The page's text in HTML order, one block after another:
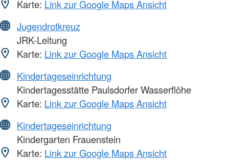
Karte: Link zur Google Maps Ansicht
Jugendrotkreuz
JRK-Leitung
Karte: Link zur Google Maps Ansicht
Kindertageseinrichtung
Kindertagesstätte Paulsdorfer Wasserflöhe
Karte: Link zur Google Maps Ansicht
Kindertageseinrichtung
Kindergarten Frauenstein
Karte: Link zur Google Maps Ansicht